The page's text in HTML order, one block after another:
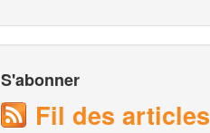
S'abonner
Fil des articles